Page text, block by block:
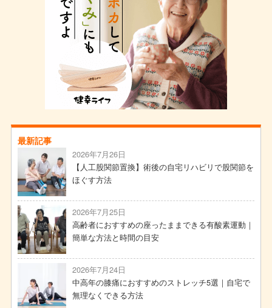
最新記事
2026年7月26日
【人工股関節置換】術後の自宅リハビリで股関節を
ほぐす方法
2026年7月25日
高齢者におすすめの座ったままできる有酸素運動｜
簡単な方法と時間の目安
2026年7月24日
中高年の膝痛におすすめのストレッチ5選｜自宅で
無理なくできる方法